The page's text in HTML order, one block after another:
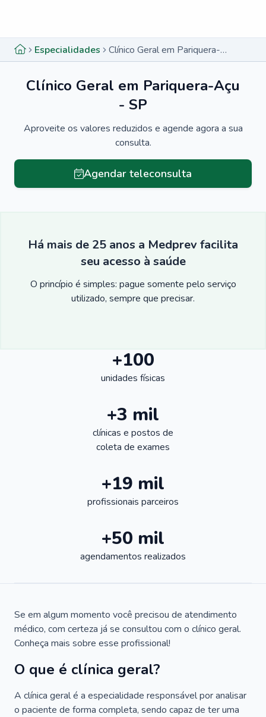
Especialidades Clínico Geral em Pariquera-Açu - SP
Clínico Geral em Pariquera-Açu
- SP
Aproveite os valores reduzidos e agende agora a sua
consulta.
Agendar teleconsulta
Há mais de 25 anos a Medprev facilita
seu acesso à saúde
O princípio é simples: pague somente pelo serviço
utilizado, sempre que precisar.
+100
unidades físicas
+3 mil
clínicas e postos de
coleta de exames
+19 mil
profissionais parceiros
+50 mil
agendamentos realizados
Se em algum momento você precisou de atendimento
médico, com certeza já se consultou com o clínico geral.
Conheça mais sobre esse profissional!
O que é clínica geral?
A clínica geral é a especialidade responsável por analisar
o paciente de forma completa, sendo capaz de ter uma